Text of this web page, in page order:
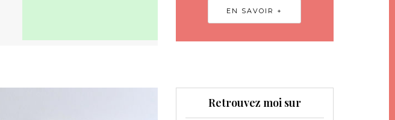
EN SAVOIR +
Retrouvez moi sur